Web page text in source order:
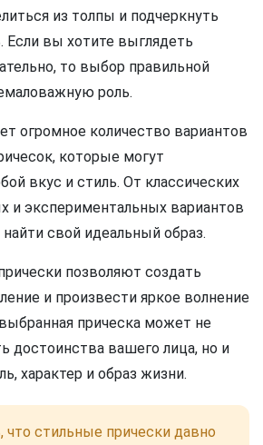
из толпы и подчеркнуть
Если вы хотите выглядеть
то выбор правильной
роль.
огромное количество вариантов
которые могут
вкус и стиль. От классических
и экспериментальных вариантов
свой идеальный образ.
позволяют создать
и произвести яркое волнение
прическа может не
достоинства вашего лица, но и
характер и образ жизни.
что стильные прически давно